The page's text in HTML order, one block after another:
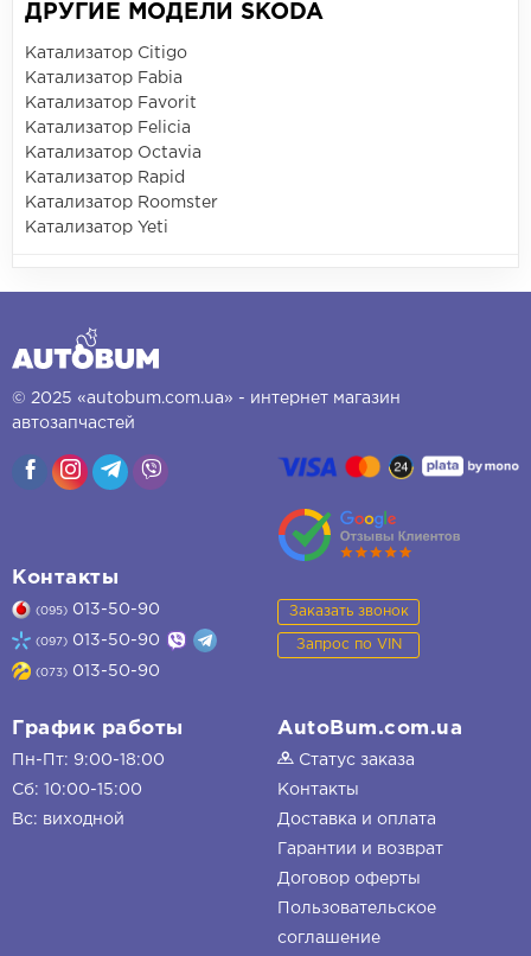
ДРУГИЕ МОДЕЛИ SKODA
Катализатор Citigo
Катализатор Fabia
Катализатор Favorit
Катализатор Felicia
Катализатор Octavia
Катализатор Rapid
Катализатор Roomster
Катализатор Yeti
© 2025 «autobum.com.ua» - интернет магазин
автозапчастей
Контакты
(095) 013-50-90
(097) 013-50-90
(073) 013-50-90
Заказать звонок
Запрос по VIN
График работы
Пн-Пт: 9:00-18:00
Сб: 10:00-15:00
Вс: виходной
AutoBum.com.ua
Статус заказа
Контакты
Доставка и оплата
Гарантии и возврат
Договор оферты
Пользовательское
соглашение